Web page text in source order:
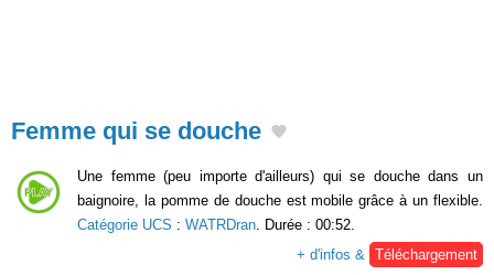
Femme qui se douche
Une femme (peu importe d'ailleurs) qui se douche dans un
baignoire, la pomme de douche est mobile grâce à un flexible.
Catégorie UCS : WATRDran . Durée : 00:52.
+ d'infos &
Téléchargement